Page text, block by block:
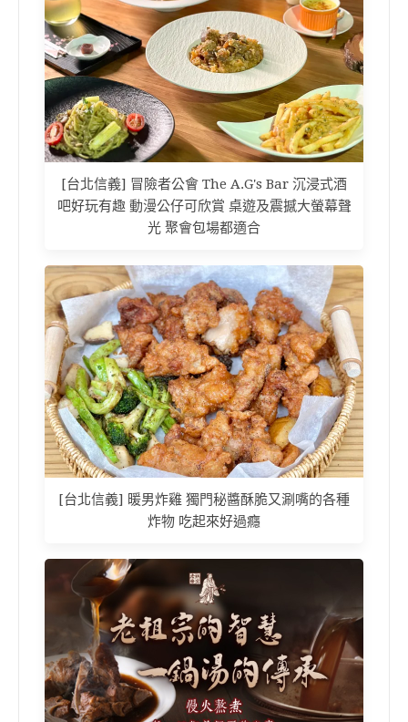
[台北信義] 冒險者公會 The A.G's Bar 沉浸式酒
吧好玩有趣 動漫公仔可欣賞 桌遊及震撼大螢幕聲
光 聚會包場都適合
[台北信義] 暖男炸雞 獨門秘醬酥脆又涮嘴的各種
炸物 吃起來好過癮